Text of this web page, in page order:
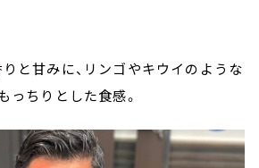
と甘みに、リンゴやキウイのような
っちりとした食感。